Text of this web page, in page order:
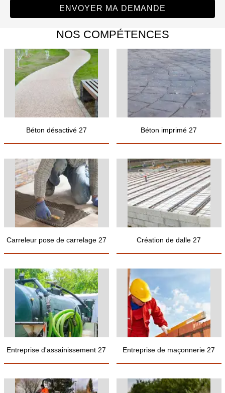
NOS COMPÉTENCES
Béton désactivé 27 Béton imprimé 27
Carreleur pose de carrelage 27 Création de dalle 27
Entreprise d'assainissement 27 Entreprise de maçonnerie 27